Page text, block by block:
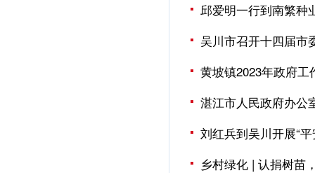
邱爱明一行到南繁种
吴川市召开十四届市
黄坡镇2023年政府工
湛江市人民政府办公
刘红兵到吴川开展“
乡村绿化 | 认捐树苗